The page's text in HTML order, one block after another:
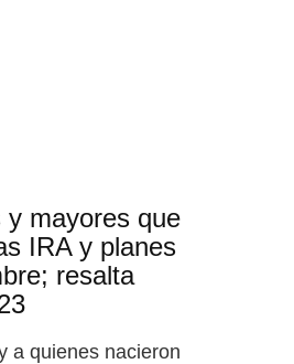
y mayores que
IRA y planes
resalta
a quienes nacieron